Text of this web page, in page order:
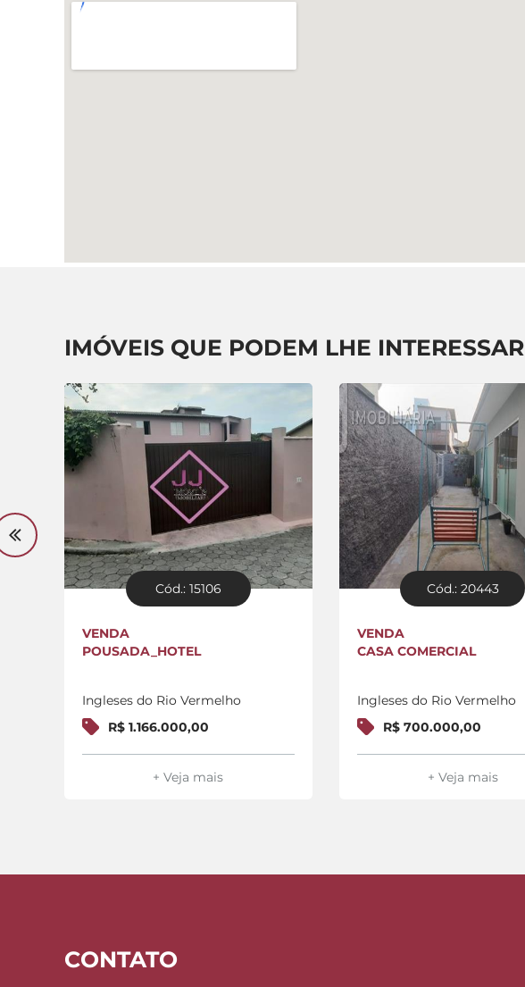
IMÓVEIS QUE PODEM LHE INTERESSAR
Cód.: 15106
VENDA
POUSADA_HOTEL
Ingleses do Rio Vermelho
R$ 1.166.000,00
+ Veja mais
Cód.: 20443
VENDA
CASA COMERCIAL
Ingleses do Rio Vermelho
R$ 700.000,00
+ Veja mais
CONTATO